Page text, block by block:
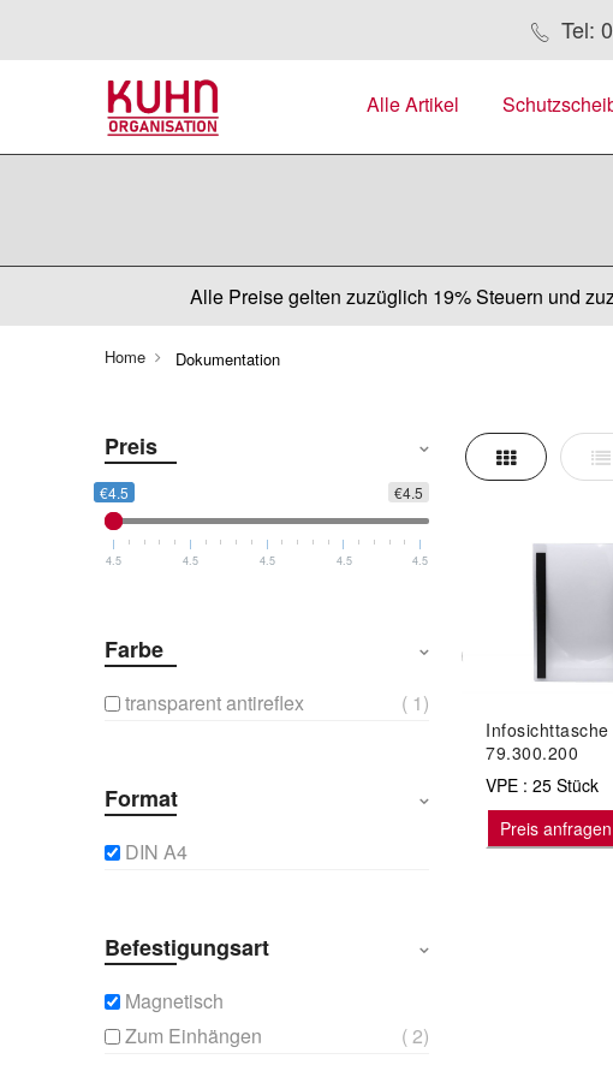
Tel:
Alle Artikel
Alle Preise gelten zuzüglich 19% Steuern und
Home Dokumentation
Raster
Infosichttasche
79.300.200
VPE : 25 Stück
Preis anfragen
Preis
€4.5
€4.5
4.5 4.5 4.5 4.5 4.5
Farbe
transparent antireflex 1
Format
DIN A4
Befestigungsart
Magnetisch
Zum Einhängen
2